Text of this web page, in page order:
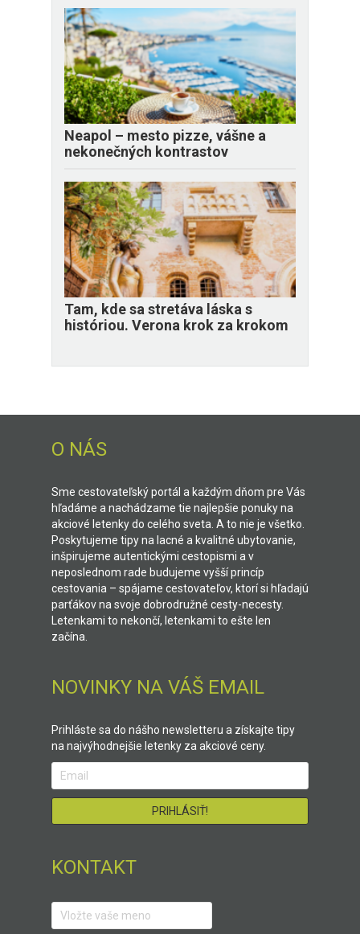
Neapol – mesto pizze, vášne a
nekonečných kontrastov
Tam, kde sa stretáva láska s
históriou. Verona krok za krokom
O NÁS
Sme cestovateľský portál a každým dňom pre Vás
hľadáme a nachádzame tie najlepšie ponuky na
akciové letenky do celého sveta. A to nie je všetko.
Poskytujeme tipy na lacné a kvalitné ubytovanie,
inšpirujeme autentickými cestopismi a v
neposlednom rade budujeme vyšší princíp
cestovania – spájame cestovateľov, ktorí si hľadajú
parťákov na svoje dobrodružné cesty-necesty.
Letenkami to nekončí, letenkami to ešte len
začína.
NOVINKY NA VÁŠ EMAIL
Prihláste sa do nášho newsletteru a získajte tipy
na najvýhodnejšie letenky za akciové ceny.
KONTAKT